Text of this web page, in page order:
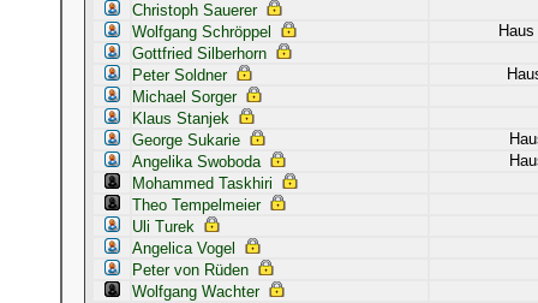
Christoph Sauerer
Wolfgang Schröppel
Gottfried Silberhorn
Peter Soldner
Michael Sorger
Klaus Stanjek
George Sukarie
Angelika Swoboda
Mohammed Taskhiri
Theo Tempelmeier
Uli Turek
Angelica Vogel
Peter von Rüden
Wolfgang Wachter